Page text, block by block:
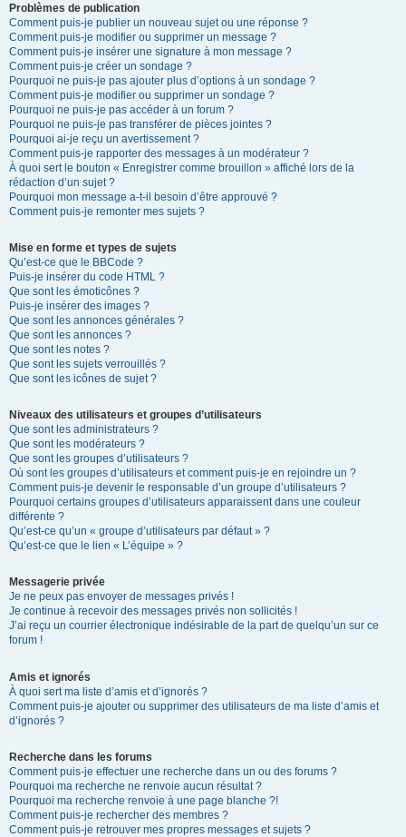
Problèmes de publication
Comment puis-je publier un nouveau sujet ou une réponse ?
Comment puis-je modifier ou supprimer un message ?
Comment puis-je insérer une signature à mon message ?
Comment puis-je créer un sondage ?
Pourquoi ne puis-je pas ajouter plus d’options à un sondage ?
Comment puis-je modifier ou supprimer un sondage ?
Pourquoi ne puis-je pas accéder à un forum ?
Pourquoi ne puis-je pas transférer de pièces jointes ?
Pourquoi ai-je reçu un avertissement ?
Comment puis-je rapporter des messages à un modérateur ?
À quoi sert le bouton « Enregistrer comme brouillon » affiché lors de la
rédaction d’un sujet ?
Pourquoi mon message a-t-il besoin d’être approuvé ?
Comment puis-je remonter mes sujets ?
Mise en forme et types de sujets
Qu’est-ce que le BBCode ?
Puis-je insérer du code HTML ?
Que sont les émoticônes ?
Puis-je insérer des images ?
Que sont les annonces générales ?
Que sont les annonces ?
Que sont les notes ?
Que sont les sujets verrouillés ?
Que sont les icônes de sujet ?
Niveaux des utilisateurs et groupes d’utilisateurs
Que sont les administrateurs ?
Que sont les modérateurs ?
Que sont les groupes d’utilisateurs ?
Où sont les groupes d’utilisateurs et comment puis-je en rejoindre un ?
Comment puis-je devenir le responsable d’un groupe d’utilisateurs ?
Pourquoi certains groupes d’utilisateurs apparaissent dans une couleur
différente ?
Qu’est-ce qu’un « groupe d’utilisateurs par défaut » ?
Qu’est-ce que le lien « L’équipe » ?
Messagerie privée
Je ne peux pas envoyer de messages privés !
Je continue à recevoir des messages privés non sollicités !
J’ai reçu un courrier électronique indésirable de la part de quelqu’un sur ce
forum !
Amis et ignorés
À quoi sert ma liste d’amis et d’ignorés ?
Comment puis-je ajouter ou supprimer des utilisateurs de ma liste d’amis et
d’ignorés ?
Recherche dans les forums
Comment puis-je effectuer une recherche dans un ou des forums ?
Pourquoi ma recherche ne renvoie aucun résultat ?
Pourquoi ma recherche renvoie à une page blanche ?!
Comment puis-je rechercher des membres ?
Comment puis-je retrouver mes propres messages et sujets ?